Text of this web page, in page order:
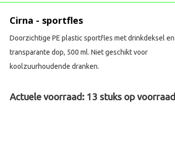
Cirna - sportfles
Doorzichtige PE plastic sportfles met drinkdeksel en
transparante dop, 500 ml. Niet geschikt voor
koolzuurhoudende dranken.
Actuele voorraad: 13 stuks op voorraad